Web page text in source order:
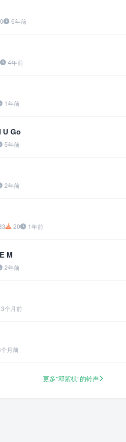
6年前
4年前
1年前
U Go
5年前
2年前
20 1年前
M
2年前
3个月前
月前
更多"邓紫棋"的铃声